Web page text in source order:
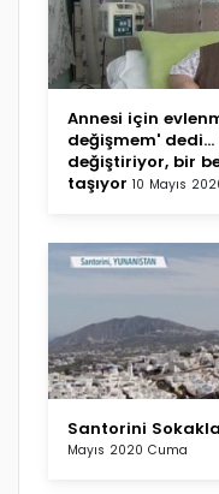
Annesi için
değişmem' dedi...
değiştiriyor, bir
taşıyor 10 Mayıs
Santorini
Mayıs 2020 Cuma